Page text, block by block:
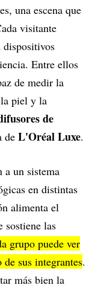
una escena que
visitante
dispositivos
Entre ellos
de medir la
piel y la
de
de L'Oréal Luxe.
a un sistema
en distintas
alimenta el
sostiene las
grupo puede ver
sus integrantes.
más bien la